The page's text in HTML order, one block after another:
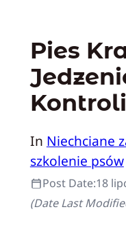
Pies
In Niechciane
szkolenie psów
Post Date:18
(Date Last